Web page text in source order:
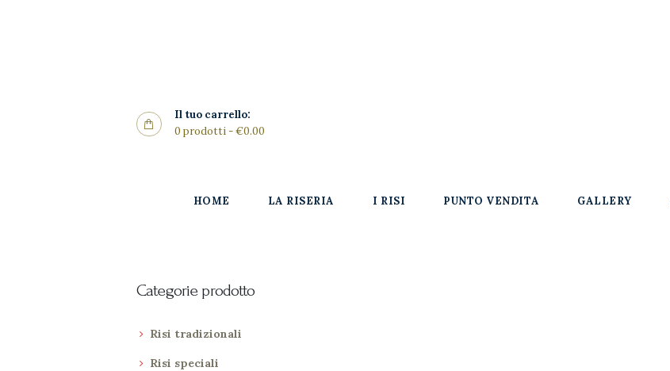
Il tuo carrello:
0 prodotti-€0.00
HOME LA RISERIA I RISI PUNTO VENDITA GALLERY
Categorie prodotto
Risi tradizionali
Risi speciali